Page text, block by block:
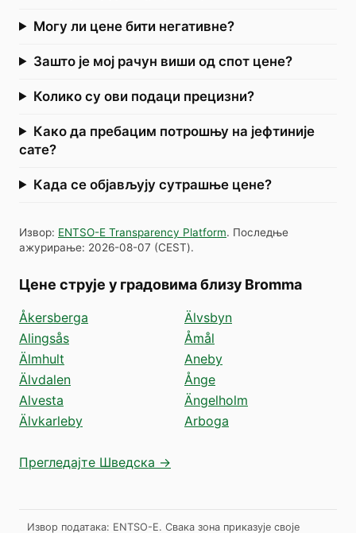
Могу ли цене бити негативне?
Зашто је мој рачун виши од спот цене?
Колико су ови подаци прецизни?
Како да пребацим потрошњу на јефтиније
сате?
Када се објављују сутрашње цене?
Извор: ENTSO-E Transparency Platform. Последње
ажурирање: 2026-08-07 (CEST).
Цене струје у градовима близу Bromma
Åkersberga
Alingsås
Älmhult
Älvdalen
Alvesta
Älvkarleby
Älvsbyn
Åmål
Aneby
Ånge
Ängelholm
Arboga
Прегледајте Шведска →
Извор података: ENTSO-E. Свака зона приказује своје